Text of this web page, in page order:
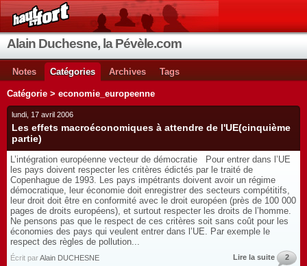
Alain Duchesne, la Pévèle.com
Notes Catégories Archives Tags
Catégorie > economie_europeenne
lundi, 17 avril 2006
Les effets macroéconomiques à attendre de l'UE(cinquième
partie)
L’intégration européenne vecteur de démocratie Pour entrer dans l’UE
les pays doivent respecter les critères édictés par le traité de
Copenhague de 1993. Les pays impétrants doivent avoir un régime
démocratique, leur économie doit enregistrer des secteurs compétitifs,
leur droit doit être en conformité avec le droit européen (près de 100 000
pages de droits européens), et surtout respecter les droits de l’homme.
Ne pensons pas que le respect de ces critères soit sans coût pour les
économies des pays qui veulent entrer dans l’UE. Par exemple le
respect des règles de pollution...
Écrit parAlain DUCHESNE Lire la suite 2